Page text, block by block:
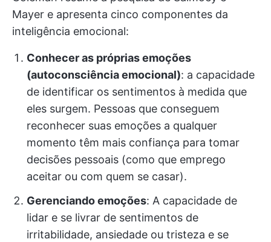
Mayer e apresenta cinco componentes da
inteligência emocional:
Conhecer as próprias emoções
(autoconsciência emocional): a capacidade
de identificar os sentimentos à medida que
eles surgem. Pessoas que conseguem
reconhecer suas emoções a qualquer
momento têm mais confiança para tomar
decisões pessoais (como que emprego
aceitar ou com quem se casar).
Gerenciando emoções: A capacidade de
lidar e se livrar de sentimentos de
irritabilidade, ansiedade ou tristeza e se